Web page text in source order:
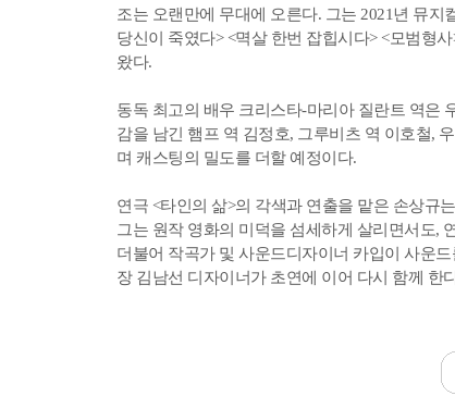
조는 오랜만에 무대에 오른다. 그는 2021년 뮤
당신이 죽였다> <멱살 한번 잡힙시다> <모범형
왔다.
동독 최고의 배우 크리스타-마리아 질란트 역은
감을 남긴 햄프 역 김정호, 그루비츠 역 이호철,
며 캐스팅의 밀도를 더할 예정이다.
연극 <타인의 삶>의 각색과 연출을 맡은 손상규
그는 원작 영화의 미덕을 섬세하게 살리면서도,
더불어 작곡가 및 사운드디자이너 카입이 사운
장 김남선 디자이너가 초연에 이어 다시 함께 한